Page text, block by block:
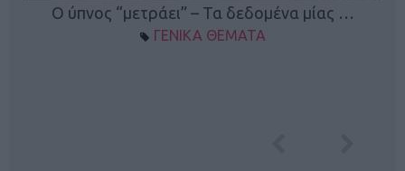
Ο ύπνος “μετράει” – Τα δεδομένα μίας …
ΓΕΝΙΚΑ ΘΕΜΑΤΑ